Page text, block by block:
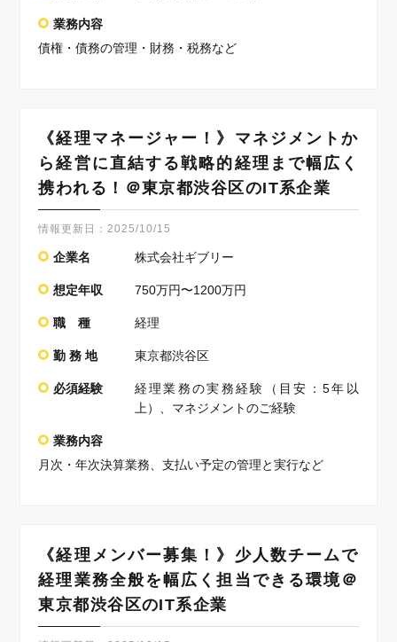
業務内容
債権・債務の管理・財務・税務など
《経理マネージャー！》マネジメントか
ら経営に直結する戦略的経理まで幅広く
携われる！＠東京都渋谷区のIT系企業
情報更新日：2025/10/15
企業名 株式会社ギブリー
想定年収 750万円〜1200万円
職 種 経理
勤 務 地 東京都渋谷区
必須経験
経理業務の実務経験（目安：5年以
上）、マネジメントのご経験
業務内容
月次・年次決算業務、支払い予定の管理と実行など
《経理メンバー募集！》少人数チームで
経理業務全般を幅広く担当できる環境＠
東京都渋谷区のIT系企業